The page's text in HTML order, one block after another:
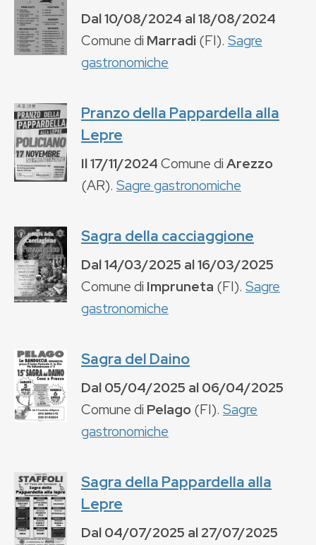
Dal10/08/2024 al18/08/2024
Comune di Marradi(FI). Sagre
gastronomiche
Pranzo della Pappardella alla
Lepre
Il17/11/2024Comune diArezzo
(AR). Sagre gastronomiche
Sagra della cacciaggione
Dal14/03/2025 al16/03/2025
Comune di Impruneta (FI). Sagre
gastronomiche
Sagra del Daino
Dal05/04/2025 al06/04/2025
Comune di Pelago(FI). Sagre
gastronomiche
Sagra della Pappardella alla
Lepre
Dal04/07/2025 al27/07/2025